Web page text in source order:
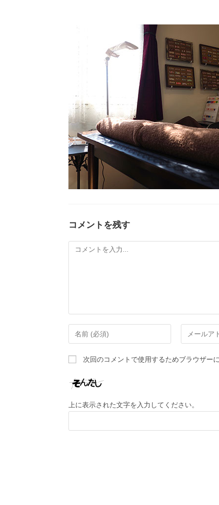
コメントを残す
次回のコメントで使用するためブラウザー
上に表示された文字を入力してください。